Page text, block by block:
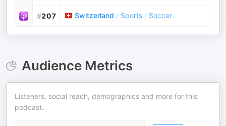
#207 Switzerland / Sports / Soccer
Audience Metrics
Listeners, social reach, demographics and more for this
podcast.